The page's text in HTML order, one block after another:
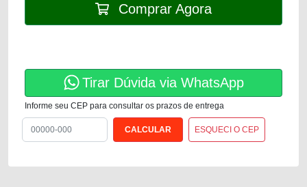
Comprar Agora
Tirar Dúvida via WhatsApp
Informe seu CEP para consultar os prazos de entrega
ESQUECI O CEP